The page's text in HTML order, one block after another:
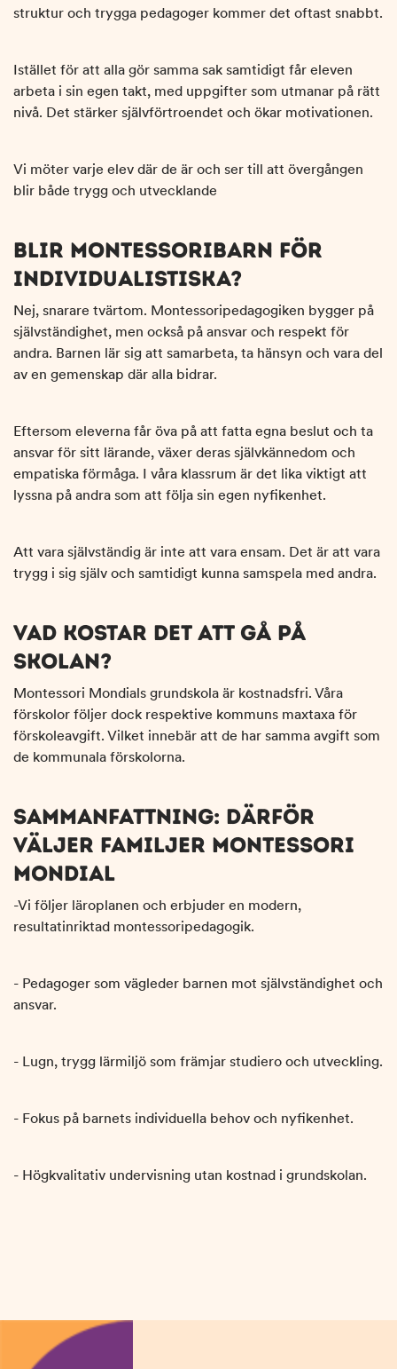
struktur och trygga pedagoger kommer det oftast snabbt.
Istället för att alla gör samma sak samtidigt får eleven
arbeta i sin egen takt, med uppgifter som utmanar på rätt
nivå. Det stärker självförtroendet och ökar motivationen.
Vi möter varje elev där de är och ser till att övergången
blir både trygg och utvecklande
BLIR MONTESSORIBARN FÖR
INDIVIDUALISTISKA?
Nej, snarare tvärtom. Montessoripedagogiken bygger på
självständighet, men också på ansvar och respekt för
andra. Barnen lär sig att samarbeta, ta hänsyn och vara del
av en gemenskap där alla bidrar.
Eftersom eleverna får öva på att fatta egna beslut och ta
ansvar för sitt lärande, växer deras självkännedom och
empatiska förmåga. I våra klassrum är det lika viktigt att
lyssna på andra som att följa sin egen nyfikenhet.
Att vara självständig är inte att vara ensam. Det är att vara
trygg i sig själv och samtidigt kunna samspela med andra.
VAD KOSTAR DET ATT GÅ PÅ
SKOLAN?
Montessori Mondials grundskola är kostnadsfri. Våra
förskolor följer dock respektive kommuns maxtaxa för
förskoleavgift. Vilket innebär att de har samma avgift som
de kommunala förskolorna.
SAMMANFATTNING: DÄRFÖR
VÄLJER FAMILJER MONTESSORI
MONDIAL
-Vi följer läroplanen och erbjuder en modern,
resultatinriktad montessoripedagogik.
- Pedagoger som vägleder barnen mot självständighet och
ansvar.
- Lugn, trygg lärmiljö som främjar studiero och utveckling.
- Fokus på barnets individuella behov och nyfikenhet.
- Högkvalitativ undervisning utan kostnad i grundskolan.